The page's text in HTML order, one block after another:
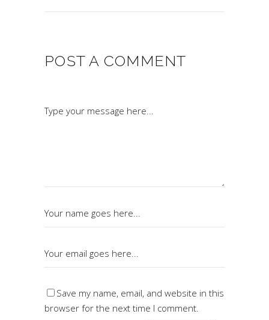
POST A COMMENT
Save my name, email, and website in this
browser for the next time I comment.